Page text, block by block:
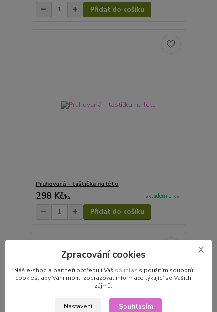
Přidat do košíku
Pruhovaná - taštička na léto
298 Kč/ks skladem 1 ks
Přidat do košíku
Zpracování cookies
Náš e-shop a partneři potřebují Váš souhlas s použitím souborů
cookies, aby Vám mohli zobrazovat informace týkající se Vašich
zájmů.
Nastavení Souhlasím